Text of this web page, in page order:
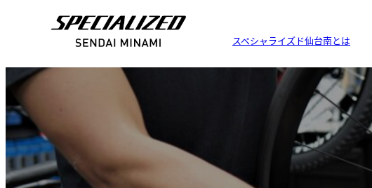
スペシャライズド仙台南とは